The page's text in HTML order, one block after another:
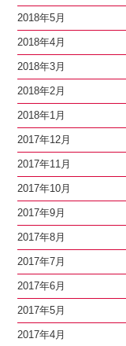
2018年5月
2018年4月
2018年3月
2018年2月
2018年1月
2017年12月
2017年11月
2017年10月
2017年9月
2017年8月
2017年7月
2017年6月
2017年5月
2017年4月